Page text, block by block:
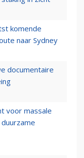
komende
naar Sydney
documentaire
voor massale